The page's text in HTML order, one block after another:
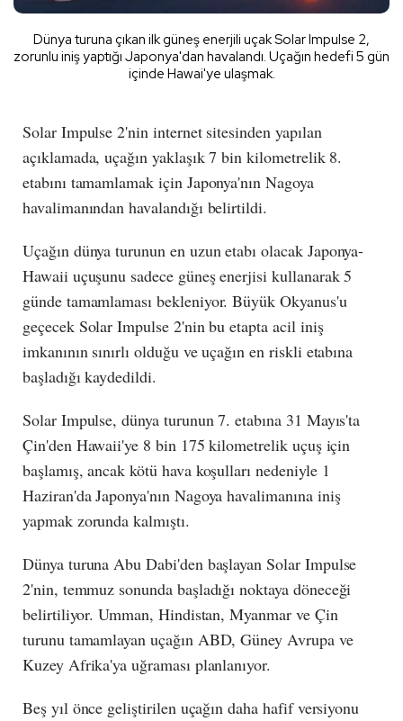
Dünya turuna çıkan ilk güneş enerjili uçak Solar Impulse 2,
zorunlu iniş yaptığı Japonya'dan havalandı. Uçağın hedefi 5 gün
içinde Hawai'ye ulaşmak.
Solar Impulse 2'nin internet sitesinden yapılan
açıklamada, uçağın yaklaşık 7 bin kilometrelik 8.
etabını tamamlamak için Japonya'nın Nagoya
havalimanından havalandığı belirtildi.
Uçağın dünya turunun en uzun etabı olacak Japonya-
Hawaii uçuşunu sadece güneş enerjisi kullanarak 5
günde tamamlaması bekleniyor. Büyük Okyanus'u
geçecek Solar Impulse 2'nin bu etapta acil iniş
imkanının sınırlı olduğu ve uçağın en riskli etabına
başladığı kaydedildi.
Solar Impulse, dünya turunun 7. etabına 31 Mayıs'ta
Çin'den Hawaii'ye 8 bin 175 kilometrelik uçuş için
başlamış, ancak kötü hava koşulları nedeniyle 1
Haziran'da Japonya'nın Nagoya havalimanına iniş
yapmak zorunda kalmıştı.
Dünya turuna Abu Dabi'den başlayan Solar Impulse
2'nin, temmuz sonunda başladığı noktaya döneceği
belirtiliyor. Umman, Hindistan, Myanmar ve Çin
turunu tamamlayan uçağın ABD, Güney Avrupa ve
Kuzey Afrika'ya uğraması planlanıyor.
Beş yıl önce geliştirilen uçağın daha hafif versiyonu